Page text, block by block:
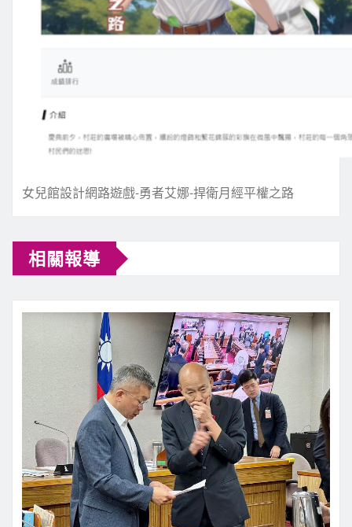
女兒館設計網路遊戲-勇者艾娜-捍衛月經平權之路
相關報導